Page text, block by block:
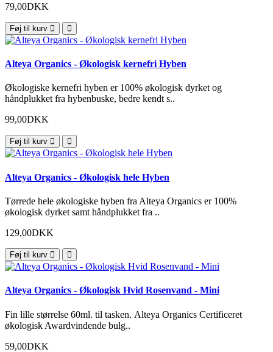
79,00DKK
Føj til kurv
Alteya Organics - Økologisk kernefri Hyben
Økologiske kernefri hyben er 100% økologisk dyrket og
håndplukket fra hybenbuske, bedre kendt s..
99,00DKK
Føj til kurv
Alteya Organics - Økologisk hele Hyben
Tørrede hele økologiske hyben fra Alteya Organics er 100%
økologisk dyrket samt håndplukket fra ..
129,00DKK
Føj til kurv
Alteya Organics - Økologisk Hvid Rosenvand - Mini
Fin lille størrelse 60ml. til tasken. Alteya Organics Certificeret
økologisk Awardvindende bulg..
59,00DKK